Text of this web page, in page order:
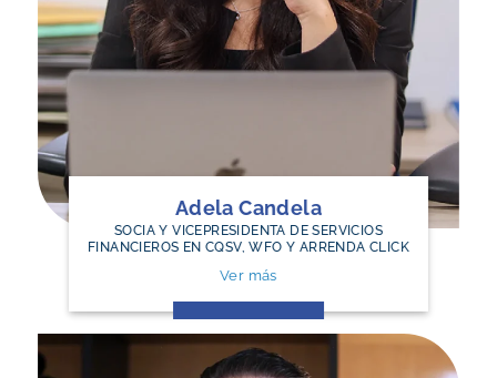
Adela Candela
SOCIA Y VICEPRESIDENTA DE SERVICIOS
FINANCIEROS EN CQSV, WFO Y ARRENDA CLICK
Ver más